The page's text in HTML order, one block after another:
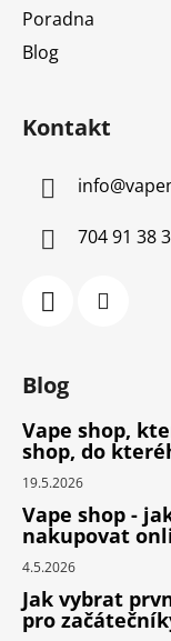
Poradna
Blog
Kontakt
info@
704 91 38
Blog
Vape shop,
shop, do
19.5.2026
Vape shop -
nakupovat
4.5.2026
Jak vybrat
pro